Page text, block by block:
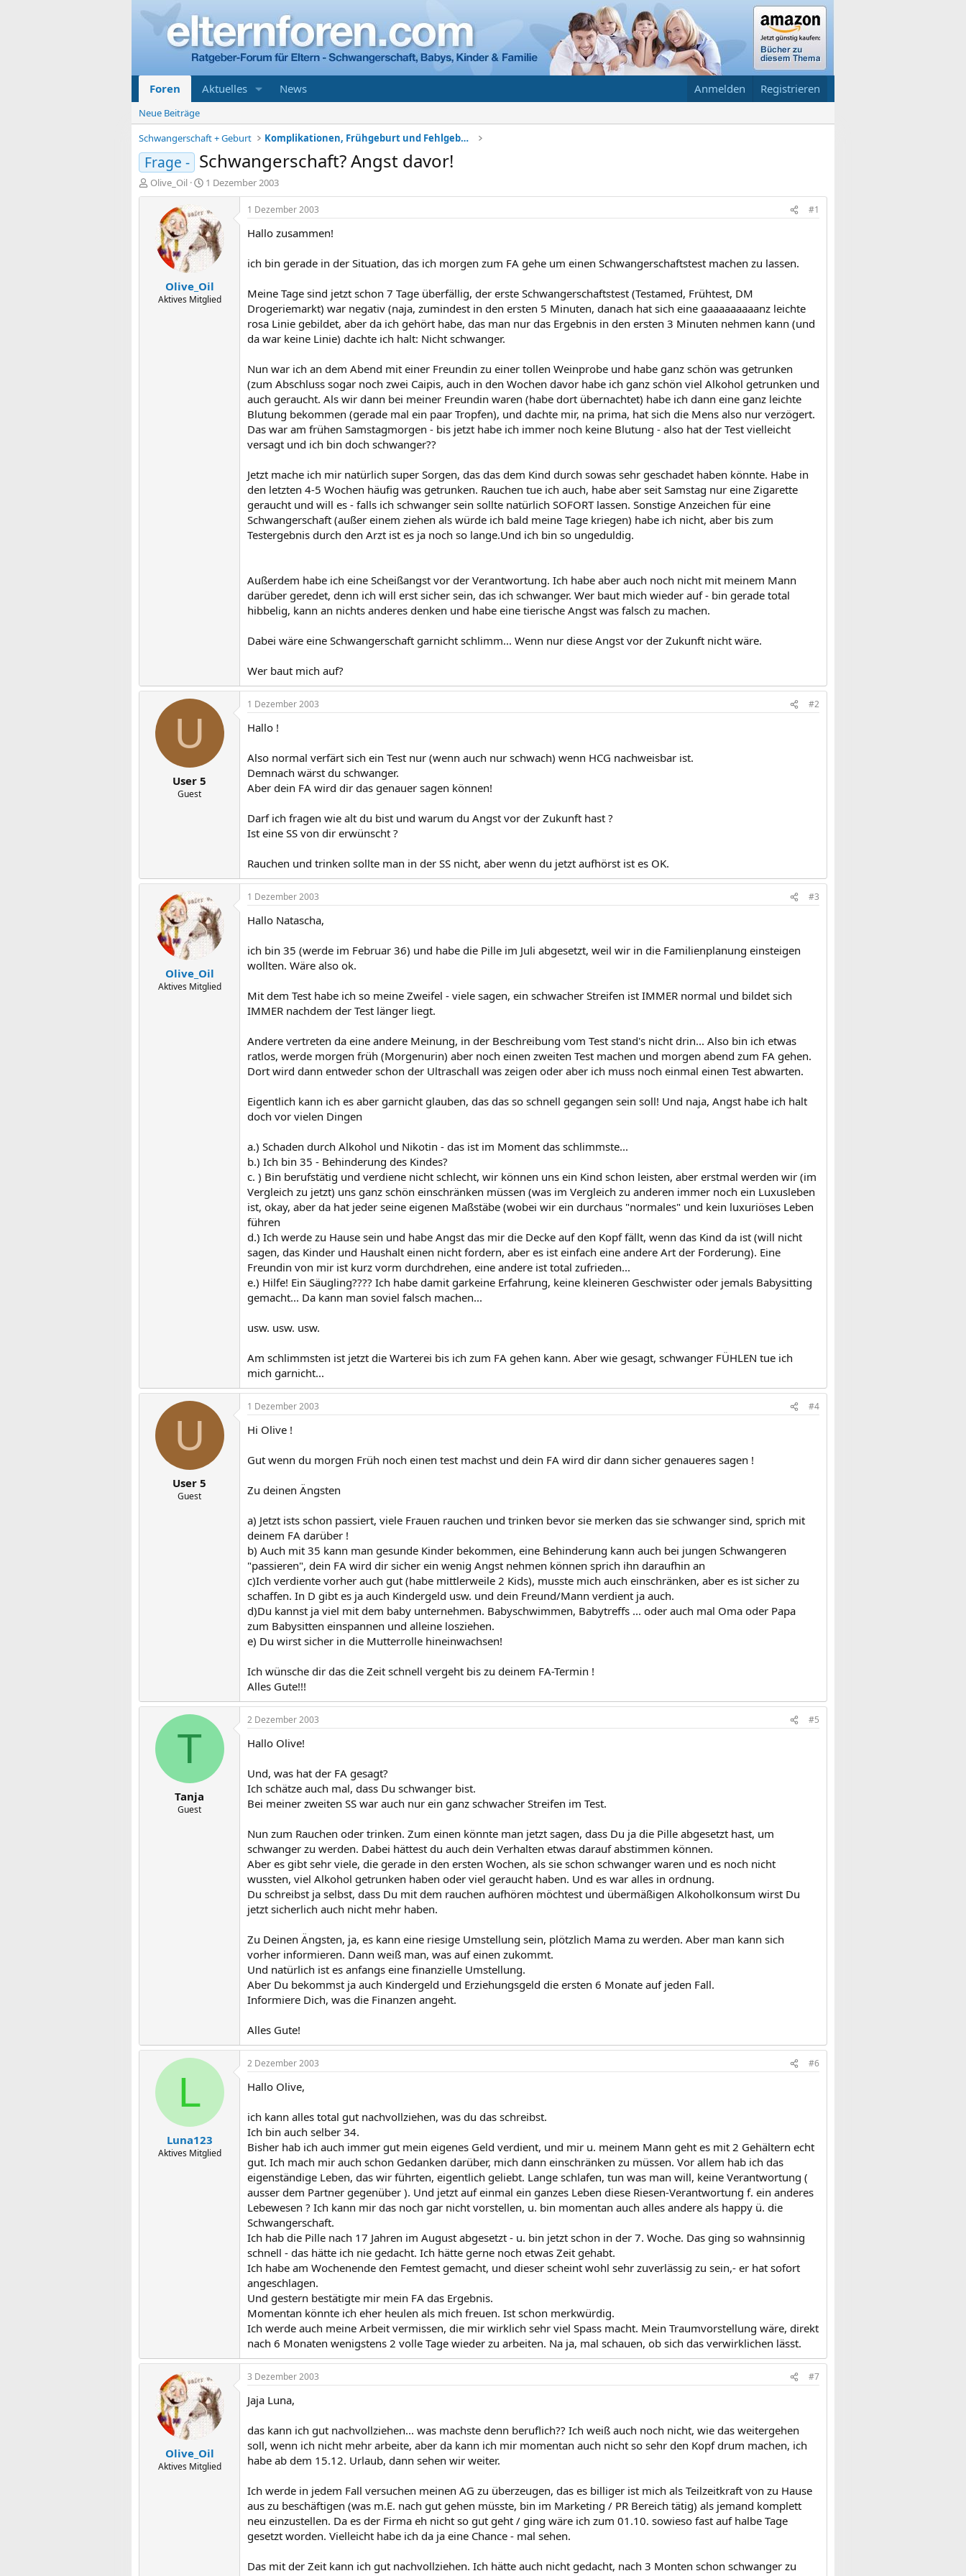
Foren Aktuelles News Anmelden Registrieren
Neue Beiträge
Schwangerschaft + Geburt
Komplikationen, Frühgeburt und Fehlgeburt
Frage - Schwangerschaft? Angst davor!
E
r
Olive_Oil
E
r
s
t
e
l
l
t
a
m
1 Dezember 2003
Olive_Oil
Aktives Mitglied
1 Dezember 2003 #1
Hallo zusammen!
ich bin gerade in der Situation, das ich morgen zum FA gehe um einen Schwangerschaftstest machen zu lassen.
Meine Tage sind jetzt schon 7 Tage überfällig, der erste Schwangerschaftstest (Testamed, Frühtest, DM
Drogeriemarkt) war negativ (naja, zumindest in den ersten 5 Minuten, danach hat sich eine gaaaaaaaaanz leichte
rosa Linie gebildet, aber da ich gehört habe, das man nur das Ergebnis in den ersten 3 Minuten nehmen kann (und
da war keine Linie) dachte ich halt: Nicht schwanger.
Nun war ich an dem Abend mit einer Freundin zu einer tollen Weinprobe und habe ganz schön was getrunken
(zum Abschluss sogar noch zwei Caipis, auch in den Wochen davor habe ich ganz schön viel Alkohol getrunken und
auch geraucht. Als wir dann bei meiner Freundin waren (habe dort übernachtet) habe ich dann eine ganz leichte
Blutung bekommen (gerade mal ein paar Tropfen), und dachte mir, na prima, hat sich die Mens also nur verzögert.
Das war am frühen Samstagmorgen - bis jetzt habe ich immer noch keine Blutung - also hat der Test vielleicht
versagt und ich bin doch schwanger??
Jetzt mache ich mir natürlich super Sorgen, das das dem Kind durch sowas sehr geschadet haben könnte. Habe in
den letzten 4-5 Wochen häufig was getrunken. Rauchen tue ich auch, habe aber seit Samstag nur eine Zigarette
geraucht und will es - falls ich schwanger sein sollte natürlich SOFORT lassen. Sonstige Anzeichen für eine
Schwangerschaft (außer einem ziehen als würde ich bald meine Tage kriegen) habe ich nicht, aber bis zum
Testergebnis durch den Arzt ist es ja noch so lange.Und ich bin so ungeduldig.
Außerdem habe ich eine Scheißangst vor der Verantwortung. Ich habe aber auch noch nicht mit meinem Mann
darüber geredet, denn ich will erst sicher sein, das ich schwanger. Wer baut mich wieder auf - bin gerade total
hibbelig, kann an nichts anderes denken und habe eine tierische Angst was falsch zu machen.
Dabei wäre eine Schwangerschaft garnicht schlimm... Wenn nur diese Angst vor der Zukunft nicht wäre.
Wer baut mich auf?
U
User 5
Guest
1 Dezember 2003 #2
Hallo !
Also normal verfärt sich ein Test nur (wenn auch nur schwach) wenn HCG nachweisbar ist.
Demnach wärst du schwanger.
Aber dein FA wird dir das genauer sagen können!
Darf ich fragen wie alt du bist und warum du Angst vor der Zukunft hast ?
Ist eine SS von dir erwünscht ?
Rauchen und trinken sollte man in der SS nicht, aber wenn du jetzt aufhörst ist es OK.
Olive_Oil
Aktives Mitglied
1 Dezember 2003 #3
Hallo Natascha,
ich bin 35 (werde im Februar 36) und habe die Pille im Juli abgesetzt, weil wir in die Familienplanung einsteigen
wollten. Wäre also ok.
Mit dem Test habe ich so meine Zweifel - viele sagen, ein schwacher Streifen ist IMMER normal und bildet sich
IMMER nachdem der Test länger liegt.
Andere vertreten da eine andere Meinung, in der Beschreibung vom Test stand's nicht drin... Also bin ich etwas
ratlos, werde morgen früh (Morgenurin) aber noch einen zweiten Test machen und morgen abend zum FA gehen.
Dort wird dann entweder schon der Ultraschall was zeigen oder aber ich muss noch einmal einen Test abwarten.
Eigentlich kann ich es aber garnicht glauben, das das so schnell gegangen sein soll! Und naja, Angst habe ich halt
doch vor vielen Dingen
a.) Schaden durch Alkohol und Nikotin - das ist im Moment das schlimmste...
b.) Ich bin 35 - Behinderung des Kindes?
c. ) Bin berufstätig und verdiene nicht schlecht, wir können uns ein Kind schon leisten, aber erstmal werden wir (im
Vergleich zu jetzt) uns ganz schön einschränken müssen (was im Vergleich zu anderen immer noch ein Luxusleben
ist, okay, aber da hat jeder seine eigenen Maßstäbe (wobei wir ein durchaus "normales" und kein luxuriöses Leben
führen
d.) Ich werde zu Hause sein und habe Angst das mir die Decke auf den Kopf fällt, wenn das Kind da ist (will nicht
sagen, das Kinder und Haushalt einen nicht fordern, aber es ist einfach eine andere Art der Forderung). Eine
Freundin von mir ist kurz vorm durchdrehen, eine andere ist total zufrieden...
e.) Hilfe! Ein Säugling???? Ich habe damit garkeine Erfahrung, keine kleineren Geschwister oder jemals Babysitting
gemacht... Da kann man soviel falsch machen...
usw. usw. usw.
Am schlimmsten ist jetzt die Warterei bis ich zum FA gehen kann. Aber wie gesagt, schwanger FÜHLEN tue ich
mich garnicht...
U
User 5
Guest
1 Dezember 2003 #4
Hi Olive !
Gut wenn du morgen Früh noch einen test machst und dein FA wird dir dann sicher genaueres sagen !
Zu deinen Ängsten
a) Jetzt ists schon passiert, viele Frauen rauchen und trinken bevor sie merken das sie schwanger sind, sprich mit
deinem FA darüber !
b) Auch mit 35 kann man gesunde Kinder bekommen, eine Behinderung kann auch bei jungen Schwangeren
"passieren", dein FA wird dir sicher ein wenig Angst nehmen können sprich ihn daraufhin an
c)Ich verdiente vorher auch gut (habe mittlerweile 2 Kids), musste mich auch einschränken, aber es ist sicher zu
schaffen. In D gibt es ja auch Kindergeld usw. und dein Freund/Mann verdient ja auch.
d)Du kannst ja viel mit dem baby unternehmen. Babyschwimmen, Babytreffs ... oder auch mal Oma oder Papa
zum Babysitten einspannen und alleine losziehen.
e) Du wirst sicher in die Mutterrolle hineinwachsen!
Ich wünsche dir das die Zeit schnell vergeht bis zu deinem FA-Termin !
Alles Gute!!!
T
Tanja
Guest
2 Dezember 2003 #5
Hallo Olive!
Und, was hat der FA gesagt?
Ich schätze auch mal, dass Du schwanger bist.
Bei meiner zweiten SS war auch nur ein ganz schwacher Streifen im Test.
Nun zum Rauchen oder trinken. Zum einen könnte man jetzt sagen, dass Du ja die Pille abgesetzt hast, um
schwanger zu werden. Dabei hättest du auch dein Verhalten etwas darauf abstimmen können.
Aber es gibt sehr viele, die gerade in den ersten Wochen, als sie schon schwanger waren und es noch nicht
wussten, viel Alkohol getrunken haben oder viel geraucht haben. Und es war alles in ordnung.
Du schreibst ja selbst, dass Du mit dem rauchen aufhören möchtest und übermäßigen Alkoholkonsum wirst Du
jetzt sicherlich auch nicht mehr haben.
Zu Deinen Ängsten, ja, es kann eine riesige Umstellung sein, plötzlich Mama zu werden. Aber man kann sich
vorher informieren. Dann weiß man, was auf einen zukommt.
Und natürlich ist es anfangs eine finanzielle Umstellung.
Aber Du bekommst ja auch Kindergeld und Erziehungsgeld die ersten 6 Monate auf jeden Fall.
Informiere Dich, was die Finanzen angeht.
Alles Gute!
L
Luna123
Aktives Mitglied
2 Dezember 2003 #6
Hallo Olive,
ich kann alles total gut nachvollziehen, was du das schreibst.
Ich bin auch selber 34.
Bisher hab ich auch immer gut mein eigenes Geld verdient, und mir u. meinem Mann geht es mit 2 Gehältern echt
gut. Ich mach mir auch schon Gedanken darüber, mich dann einschränken zu müssen. Vor allem hab ich das
eigenständige Leben, das wir führten, eigentlich geliebt. Lange schlafen, tun was man will, keine Verantwortung (
ausser dem Partner gegenüber ). Und jetzt auf einmal ein ganzes Leben diese Riesen-Verantwortung f. ein anderes
Lebewesen ? Ich kann mir das noch gar nicht vorstellen, u. bin momentan auch alles andere als happy ü. die
Schwangerschaft.
Ich hab die Pille nach 17 Jahren im August abgesetzt - u. bin jetzt schon in der 7. Woche. Das ging so wahnsinnig
schnell - das hätte ich nie gedacht. Ich hätte gerne noch etwas Zeit gehabt.
Ich habe am Wochenende den Femtest gemacht, und dieser scheint wohl sehr zuverlässig zu sein,- er hat sofort
angeschlagen.
Und gestern bestätigte mir mein FA das Ergebnis.
Momentan könnte ich eher heulen als mich freuen. Ist schon merkwürdig.
Ich werde auch meine Arbeit vermissen, die mir wirklich sehr viel Spass macht. Mein Traumvorstellung wäre, direkt
nach 6 Monaten wenigstens 2 volle Tage wieder zu arbeiten. Na ja, mal schauen, ob sich das verwirklichen lässt.
Olive_Oil
Aktives Mitglied
3 Dezember 2003 #7
Jaja Luna,
das kann ich gut nachvollziehen... was machste denn beruflich?? Ich weiß auch noch nicht, wie das weitergehen
soll, wenn ich nicht mehr arbeite, aber da kann ich mir momentan auch nicht so sehr den Kopf drum machen, ich
habe ab dem 15.12. Urlaub, dann sehen wir weiter.
Ich werde in jedem Fall versuchen meinen AG zu überzeugen, das es billiger ist mich als Teilzeitkraft von zu Hause
aus zu beschäftigen (was m.E. nach gut gehen müsste, bin im Marketing / PR Bereich tätig) als jemand komplett
neu einzustellen. Da es der Firma eh nicht so gut geht / ging wäre ich zum 01.10. sowieso fast auf halbe Tage
gesetzt worden. Vielleicht habe ich da ja eine Chance - mal sehen.
Das mit der Zeit kann ich gut nachvollziehen. Ich hätte auch nicht gedacht, nach 3 Monten schon schwanger zu